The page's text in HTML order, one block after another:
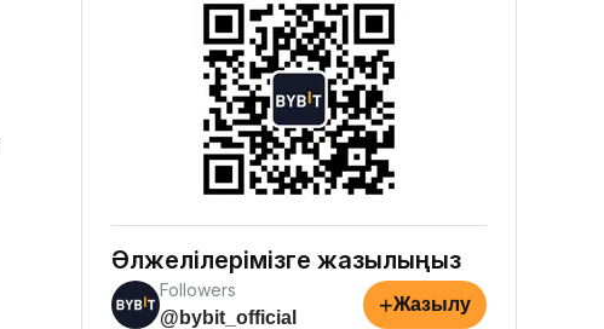
Әлжелілерімізге жазылыңыз
Followers
@bybit_official
+Жазылу